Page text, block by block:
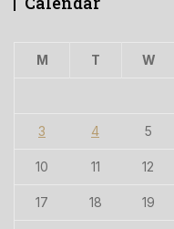
M T W
3 4 5
10 11 12
17 18 19